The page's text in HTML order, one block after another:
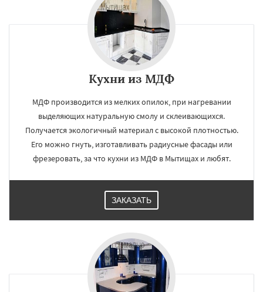
Кухни из МДФ
МДФ производится из мелких опилок, при нагревании
выделяющих натуральную смолу и склеивающихся.
Получается экологичный материал с высокой плотностью.
Его можно гнуть, изготавливать радиусные фасады или
фрезеровать, за что кухни из МДФ в Мытищах и любят.
ЗАКАЗАТЬ